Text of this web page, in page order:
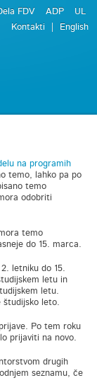
FDV ADP
UL
Kontakti
English
na programih
temo, lahko pa po
temo
odobriti
temo
do 15. marca.
letniku do 15.
letu in
letu.
študijsko leto.
Po tem roku
prijaviti na novo.
drugih
seznamu, če